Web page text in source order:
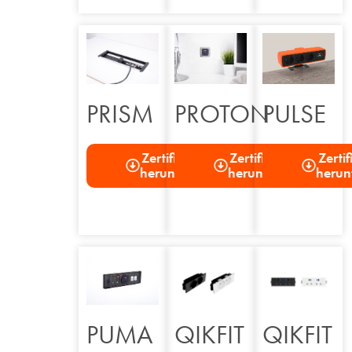
PRISM
Zertifizierung
herunterladen
PROTON
Zertifizierung
herunterladen
PULSE
PUMA
QIKFIT
QIKFIT